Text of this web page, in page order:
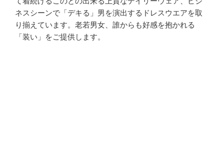
ネスシーンで「デキる」男を演出するドレスウエアを取
り揃えています。老若男女、誰からも好感を抱かれる
「装い」をご提供します。